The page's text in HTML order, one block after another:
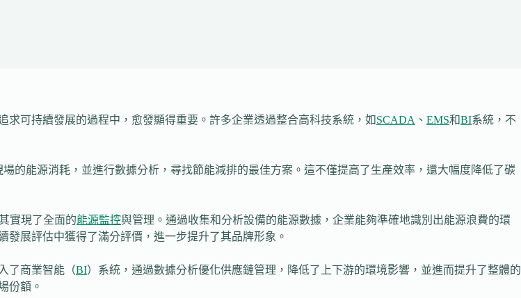
求可持續發展的過程中，愈發顯得重要。許多企業透過整合高科技系統，如SCADA 、 EMS和BI系統，不
的能源消耗，並進行數據分析，尋找節能減排的最佳方案。這不僅提高了生產效率，還大幅度降低了碳
實現了全面的能源監控與管理。通過收集和分析設備的能源數據，企業能夠準確地識別出能源浪費的環
展評估中獲得了滿分評價，進一步提升了其品牌形象。
了商業智能（BI）系統，通過數據分析優化供應鏈管理，降低了上下游的環境影響，並進而提升了整體的
份額。